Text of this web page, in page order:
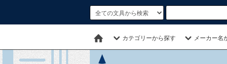
カテゴリーから探す メーカー名